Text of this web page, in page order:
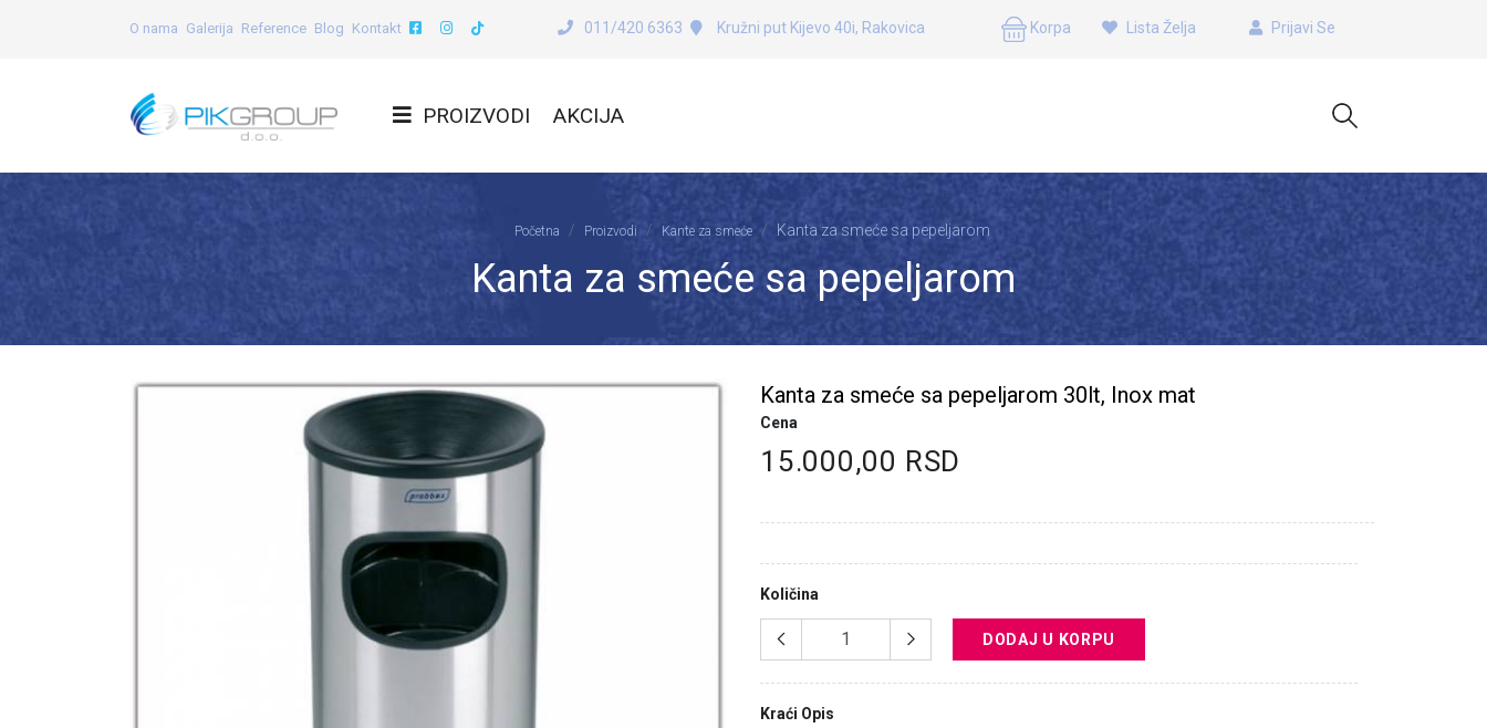
O nama Galerija Reference Blog Kontakt 011/420 6363 Kružni put Kijevo 40i, Rakovica Korpa Lista Želja Prijavi Se
PROIZVODI AKCIJA
Početna Proizvodi Kante za smeće Kanta za smeće sa pepeljarom
Kanta za smeće sa pepeljarom
Kanta za smeće sa pepeljarom 30lt, Inox mat
Cena
15.000,00 RSD
Količina
DODAJ U KORPU
Kraći Opis